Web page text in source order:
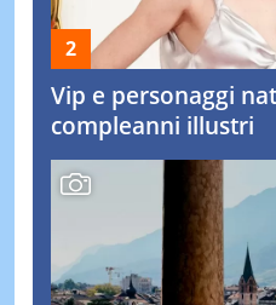
Vip e personaggi
compleanni illustri